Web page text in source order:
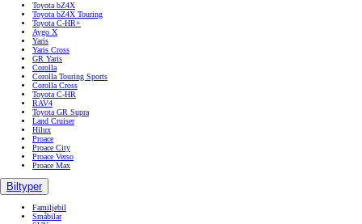
Toyota bZ4X
Toyota bZ4X Touring
Toyota C-HR+
Aygo X
Yaris
Yaris Cross
GR Yaris
Corolla
Corolla Touring Sports
Corolla Cross
Toyota C-HR
RAV4
Toyota GR Supra
Land Cruiser
Hilux
Proace
Proace City
Proace Verso
Proace Max
Biltyper
Familjebil
Småbilar